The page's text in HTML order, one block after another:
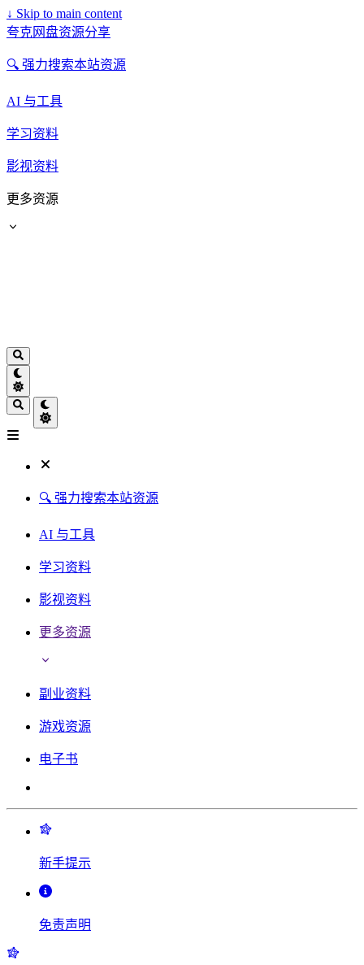
↓ Skip to main content
夸克网盘资源分享
🔍 强力搜索本站资源
AI 与工具
学习资料
影视资料
更多资源
🔍 强力搜索本站资源
AI 与工具
学习资料
影视资料
更多资源
副业资料
游戏资源
电子书
新手提示
免责声明